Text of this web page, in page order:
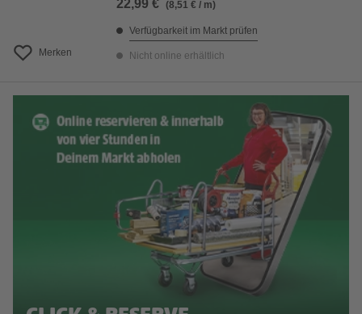
Merken
22,99 € (8,51 € / m)
Verfügbarkeit im Markt prüfen
Nicht online erhältlich